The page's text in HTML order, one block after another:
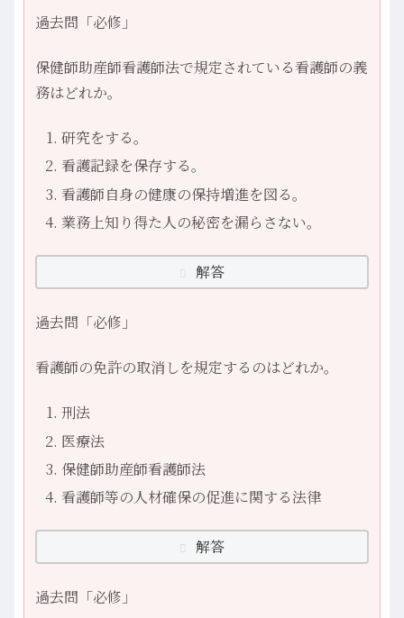
過去問「必修」
保健師助産師看護師法で規定されている看護師の義
務はどれか。
研究をする。
看護記録を保存する。
看護師自身の健康の保持増進を図る。
業務上知り得た人の秘密を漏らさない。
解答
過去問「必修」
看護師の免許の取消しを規定するのはどれか。
刑法
医療法
保健師助産師看護師法
看護師等の人材確保の促進に関する法律
解答
過去問「必修」